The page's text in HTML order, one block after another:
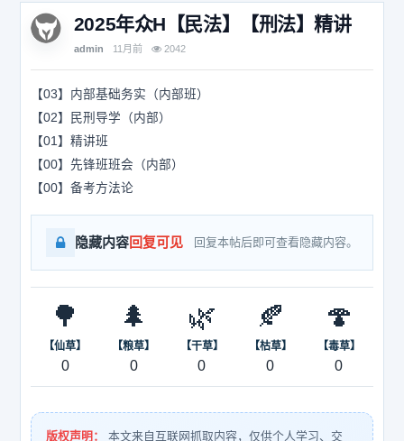
2025年众H【民法】【刑法】精讲
admin 11月前 2042
【03】内部基础务实（内部班）
【02】民刑导学（内部）
【01】精讲班
【00】先锋班班会（内部）
【00】备考方法论
隐藏内容回复可见 回复本帖后即可查看隐藏内容。
🌳
【仙草】
0
🌲
【粮草】
0
🌿
【干草】
0
🍂
【枯草】
0
🍄
【毒草】
0
版权声明：
本文来自互联网抓取内容，仅供个人学习、交